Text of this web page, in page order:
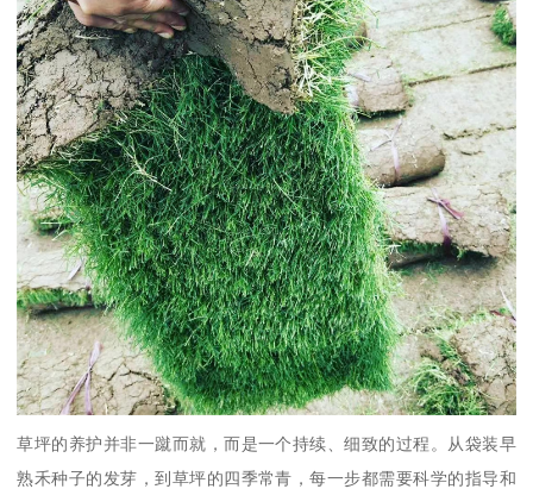
草坪的养护并非一蹴而就，而是一个持续、细致的过程。从袋装早
熟禾种子的发芽，到草坪的四季常青，每一步都需要科学的指导和